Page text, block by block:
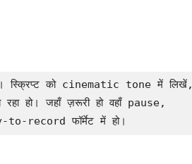
स्क्रिप्ट को cinematic tone में लिखें,
हो। जहाँ ज़रूरी हो वहाँ pause,
record फॉर्मेट में हो।